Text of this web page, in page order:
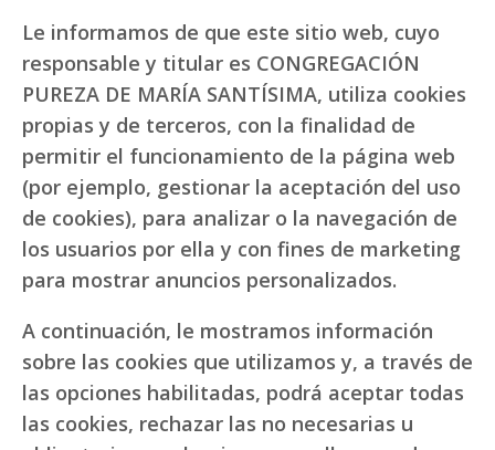
Le informamos de que este sitio web, cuyo
responsable y titular es CONGREGACIÓN
PUREZA DE MARÍA SANTÍSIMA, utiliza cookies
propias y de terceros, con la finalidad de
permitir el funcionamiento de la página web
(por ejemplo, gestionar la aceptación del uso
de cookies), para analizar o la navegación de
los usuarios por ella y con fines de marketing
para mostrar anuncios personalizados.
A continuación, le mostramos información
sobre las cookies que utilizamos y, a través de
las opciones habilitadas, podrá aceptar todas
las cookies, rechazar las no necesarias u